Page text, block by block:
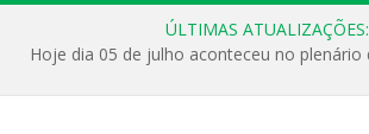
ÚLTIMAS ATUALIZAÇÕES: